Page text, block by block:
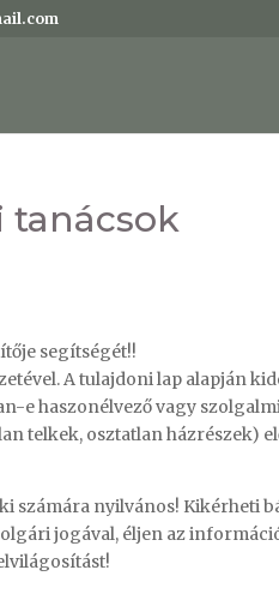
tanácsok
segítségét!!
A tulajdoni lap alapján
e haszonélvező vagy
telkek, osztatlan házrészek)
nyilvános! Kikérheti
jogával, éljen az